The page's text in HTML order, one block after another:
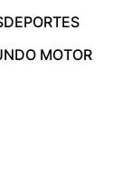
DEPORTES
MOTOR